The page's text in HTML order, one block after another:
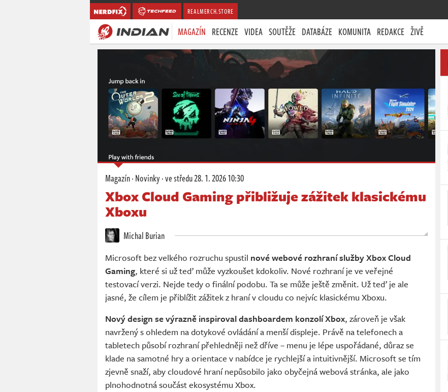
REALMERCH.STORE
MAGAZÍN RECENZE VIDEA SOUTĚŽE DATABÁZE KOMUNITA REDAKCE ŽIVĚ
Magazín·Novinky·ve středu28. 1. 2026 10:30
Xbox Cloud Gaming přibližuje zážitek klasickému
Xboxu
Michal Burian
Microsoft bez velkého rozruchu spustil nové webové rozhraní služby Xbox Cloud
Gaming, které si už teď může vyzkoušet kdokoliv. Nové rozhraní je ve veřejné
testovací verzi. Nejde tedy o finální podobu. Ta se může ještě změnit. Už teď je ale
jasné, že cílem je přiblížit zážitek z hraní v cloudu co nejvíc klasickému Xboxu.
Nový design se výrazně inspiroval dashboardem konzolí Xbox, zároveň je však
navržený s ohledem na dotykové ovládání a menší displeje. Právě na telefonech a
tabletech působí rozhraní přehledněji než dříve – menu je lépe uspořádané, důraz se
klade na samotné hry a orientace v nabídce je rychlejší a intuitivnější. Microsoft se tím
zjevně snaží, aby cloudové hraní nepůsobilo jako obyčejná webová stránka, ale jako
plnohodnotná součást ekosystému Xbox.